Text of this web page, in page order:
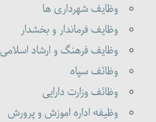
وظایف شهرداری ها
وظایف فرماندار و بخشدار
وظایف فرهنگ و ارشاد اسلامی
وظائف سپاه
وظائف وزارت دارایی
وظیفه اداره اموزش و پرورش